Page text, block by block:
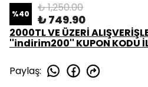
%40 ₺ 1,250.00
₺ 749.90
2000TL VE ÜZERİ
''indirim200'' KUPON KODU
Paylaş: